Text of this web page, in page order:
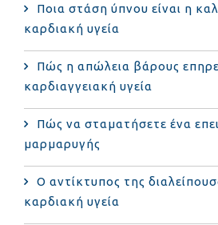
Ποια στάση ύπνου είναι η
καρδιακή υγεία
Πώς η απώλεια βάρους
καρδιαγγειακή υγεία
Πώς να σταματήσετε ένα
μαρμαρυγής
Ο αντίκτυπος της
καρδιακή υγεία